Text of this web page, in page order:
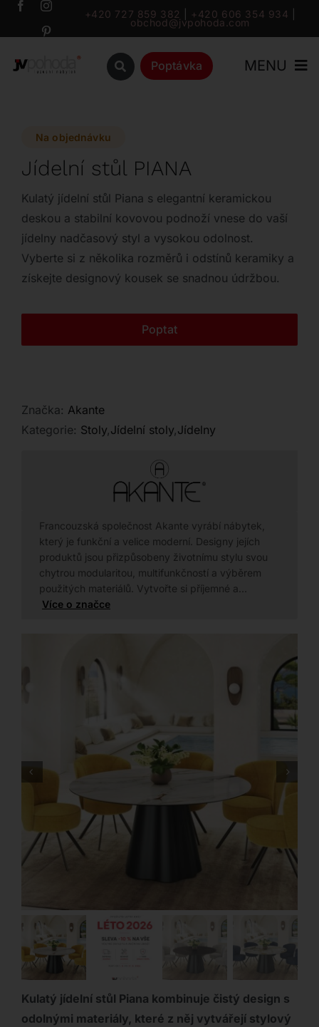
Přeskočit
+420 727 859 382 +420 606 354 934
obchod@jvpohoda.com
Poptávka MENU
Katalog
Značky
Outlet
Kontakt
Na objednávku
Jídelní stůl PIANA
Kulatý jídelní stůl Piana s elegantní keramickou
deskou a stabilní kovovou podnoží vnese do vaší
jídelny nadčasový styl a vysokou odolnost.
Vyberte si z několika rozměrů i odstínů keramiky a
získejte designový kousek se snadnou údržbou.
Poptat
Značka: Akante
Kategorie: Stoly,Jídelní stoly,Jídelny
Francouzská společnost Akante vyrábí nábytek,
který je funkční a velice moderní. Designy jejích
produktů jsou přizpůsobeny životnímu stylu svou
chytrou modularitou, multifunkčností a výběrem
použitých materiálů. Vytvořte si příjemné a…
Více o značce
Kulatý jídelní stůl Piana kombinuje čistý design s
odolnými materiály, které z něj vytvářejí stylový